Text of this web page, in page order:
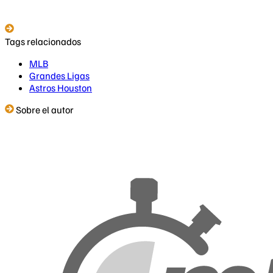
Tags relacionados
MLB
Grandes Ligas
Astros Houston
Sobre el autor